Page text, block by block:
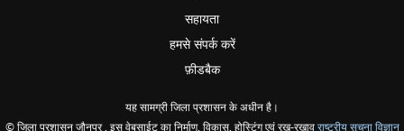
सहायता
हमसे संपर्क करें
फ़ीडबैक
यह सामग्री जिला प्रशासन के अधीन है।
© जिला प्रशासन जौनपुर , इस वेबसाईट का निर्माण, विकास, होस्टिंग एवं रख-रखावराष्ट्रीय सूचना विज्ञान